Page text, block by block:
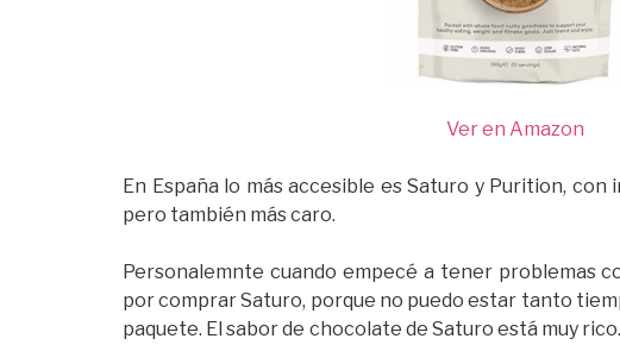
Ver en Amazon
En España lo más accesible es Saturo y Purition, con
pero también más caro.
Personalemnte cuando empecé a tener problemas
por comprar Saturo, porque no puedo estar tanto
paquete. El sabor de chocolate de Saturo está muy